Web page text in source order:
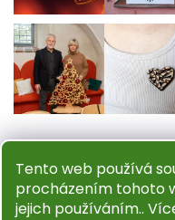
Tento web používá
procházením tohoto
jejich používáním..
INFORMACE PRO VÁS